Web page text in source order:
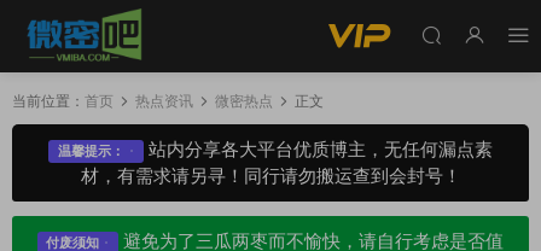
当前位置： 首页 热点资讯 微密热点 正文
温馨提示：
站内分享各大平台优质博主，无任何漏点素
材，有需求请另寻！同行请勿搬运查到会封号！
付废须知
避免为了三瓜两枣而不愉快，请自行考虑是否值